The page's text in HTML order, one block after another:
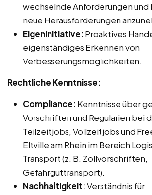
wechselnde Anforderungen und
neue Herausforderungen
Eigeninitiative: Proaktives
eigenständiges Erkennen von
Verbesserungsmöglichkeiten.
Rechtliche Kenntnisse:
Compliance: Kenntnisse über
Vorschriften und Regularien bei
Teilzeitjobs, Vollzeitjobs und
Eltville am Rhein im Bereich
Transport (z. B. Zollvorschriften,
Gefahrguttransport).
Nachhaltigkeit:Verständnis für